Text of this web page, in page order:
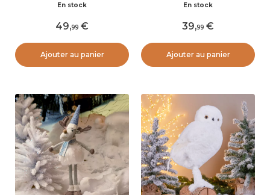
En stock
49,99
Ajouter au panier
En stock
39,99
Ajouter au panier